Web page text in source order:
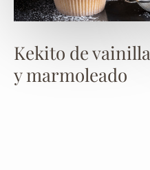
Kekito de vainilla
y marmoleado